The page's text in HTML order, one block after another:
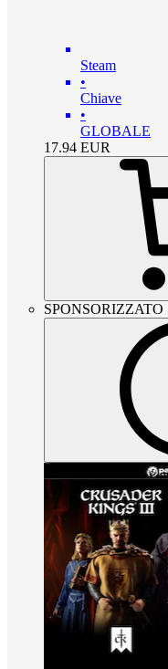
Steam
•
Chiave
•
GLOBALE
17.94 EUR
SPONSORIZZATO